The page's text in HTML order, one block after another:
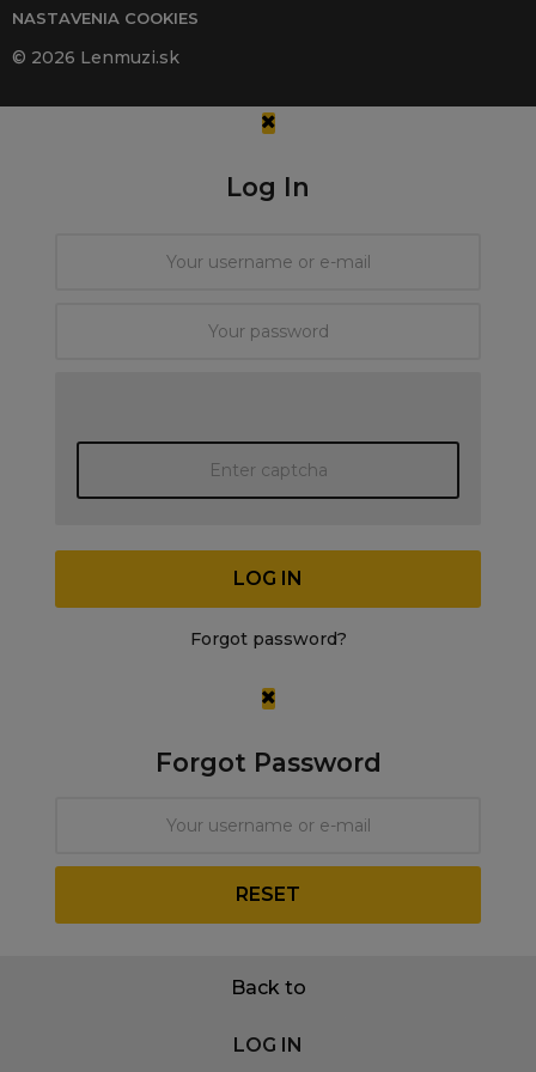
NASTAVENIA COOKIES
© 2026 Lenmuzi.sk
Log In
LOG IN
Forgot password?
Forgot Password
RESET
Back to
LOG IN